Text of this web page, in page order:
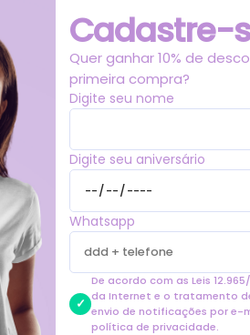
Produtos similares
Cadastre-
Quer ganhar 10% de
primeira compra?
Digite seu nome
Digite seu aniversário
Whatsapp
De acordo com as Leis
da Internet e o tratamento
envio de notificações por e-
política de privacidade.